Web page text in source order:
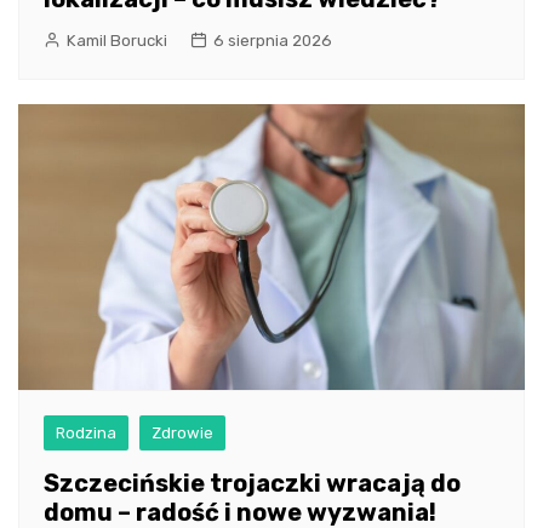
Kamil Borucki 6 sierpnia 2026
Rodzina Zdrowie
Szczecińskie trojaczki wracają do
domu – radość i nowe wyzwania!